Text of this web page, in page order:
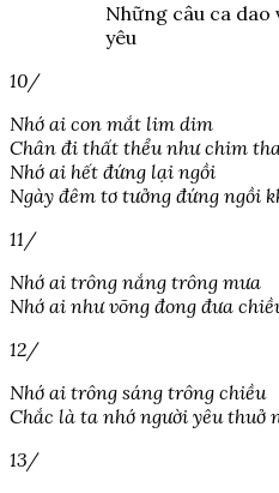
Những câu ca dao
yêu
10/
Nhớ ai con mắt lim dim
Chân đi thất thểu như chim
Nhớ ai hết đứng lại ngồi
Ngày đêm tơ tưởng đứng ngồi
11/
Nhớ ai trông nắng trông mưa
Nhớ ai như võng đong đưa
12/
Nhớ ai trông sáng trông chiều
Chắc là ta nhớ người yêu thuở
13/